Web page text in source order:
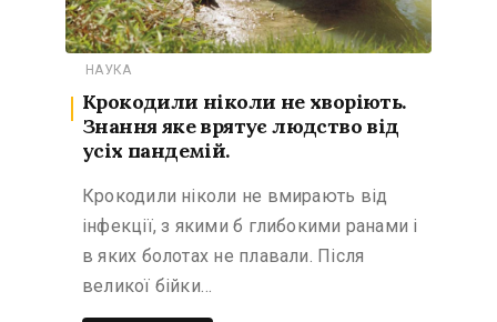
НАУКА
Крокодили ніколи не хворіють.
Знання яке врятує людство від
усіх пандемій.
Крокодили ніколи не вмирають від
інфекції, з якими б глибокими ранами і
в яких болотах не плавали. Після
великої бійки…